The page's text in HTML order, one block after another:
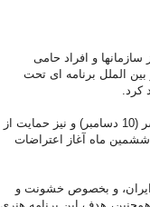
از سازمانها و افراد حامی
الملل برنامه ای تحت
این برنامه به مناسبت بزرگداشت 61 مین سالگرد اعلامیه جهانی حقوق بشر (10 دسامبر) و نیز حمایت از
ماه آغاز اعتراضات
ایران، و بخصوص خشونت و